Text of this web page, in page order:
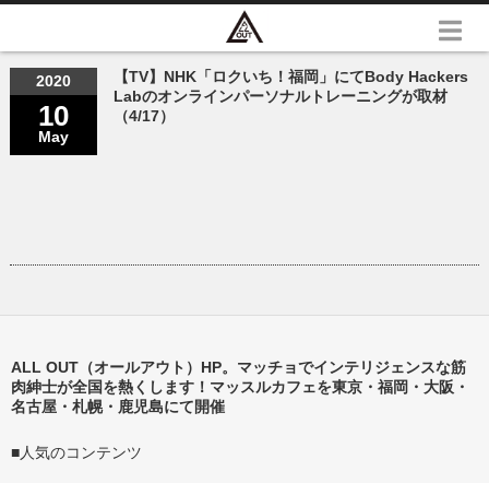
2020
10
May
【TV】NHK「ロクいち！福岡」にてBody Hackers
Labのオンラインパーソナルトレーニングが取材
（4/17）
ALL OUT（オールアウト）HP。マッチョでインテリジェンスな筋
肉紳士が全国を熱くします！マッスルカフェを東京・福岡・大阪・
名古屋・札幌・鹿児島にて開催
■人気のコンテンツ